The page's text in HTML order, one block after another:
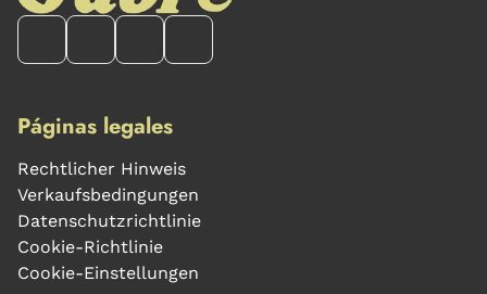
Páginas legales
Rechtlicher Hinweis
Verkaufsbedingungen
Datenschutzrichtlinie
Cookie-Richtlinie
Cookie-Einstellungen